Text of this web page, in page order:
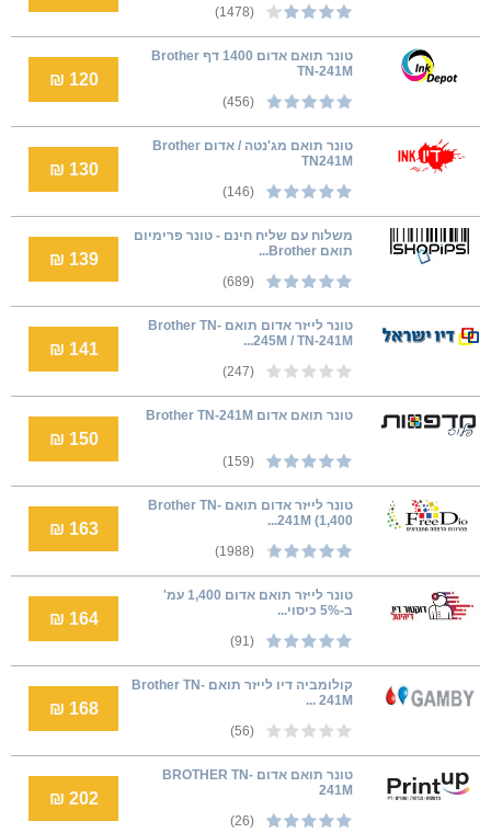
(1478)
טונר תואם אדום 1400 דף Brother
TN-241M
(456)
120 ₪
טונר תואם ‏מג'נטה / אדום Brother
TN241M
(146)
130 ₪
משלוח עם שליח חינם - טונר פרימיום
תואם Brother...
(689)
139 ₪
טונר לייזר אדום תואם Brother TN-
245M / TN-241M...
(247)
141 ₪
טונר תואם אדום Brother TN-241M
(159)
150 ₪
טונר לייזר אדום תואם Brother TN-
241M (1,400...
(1988)
163 ₪
טונר לייזר תואם אדום 1,400 עמ'
ב-5% כיסוי...
(91)
164 ₪
קולומביה דיו לייזר תואם Brother TN-
241M ...
(56)
168 ₪
טונר תואם אדום BROTHER TN-
241M
(26)
202 ₪